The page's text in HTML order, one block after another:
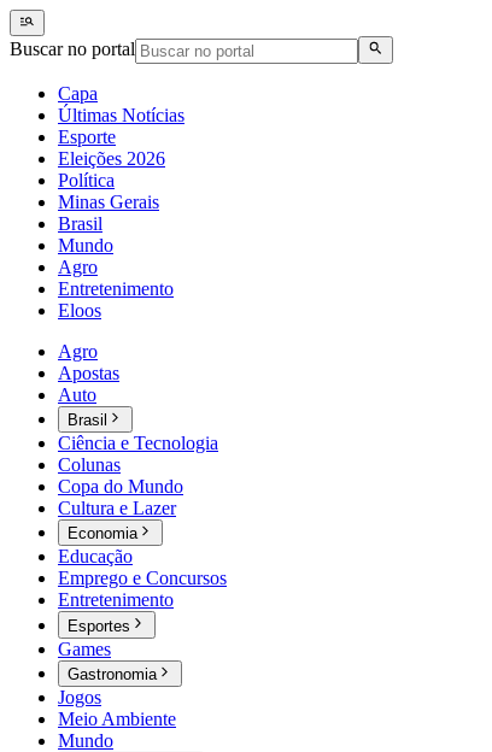
Buscar no portal
Capa
Últimas Notícias
Esporte
Eleições 2026
Política
Minas Gerais
Brasil
Mundo
Agro
Entretenimento
Eloos
Agro
Apostas
Auto
Brasil
Ciência e Tecnologia
Colunas
Copa do Mundo
Cultura e Lazer
Economia
Educação
Emprego e Concursos
Entretenimento
Esportes
Games
Gastronomia
Jogos
Meio Ambiente
Mundo